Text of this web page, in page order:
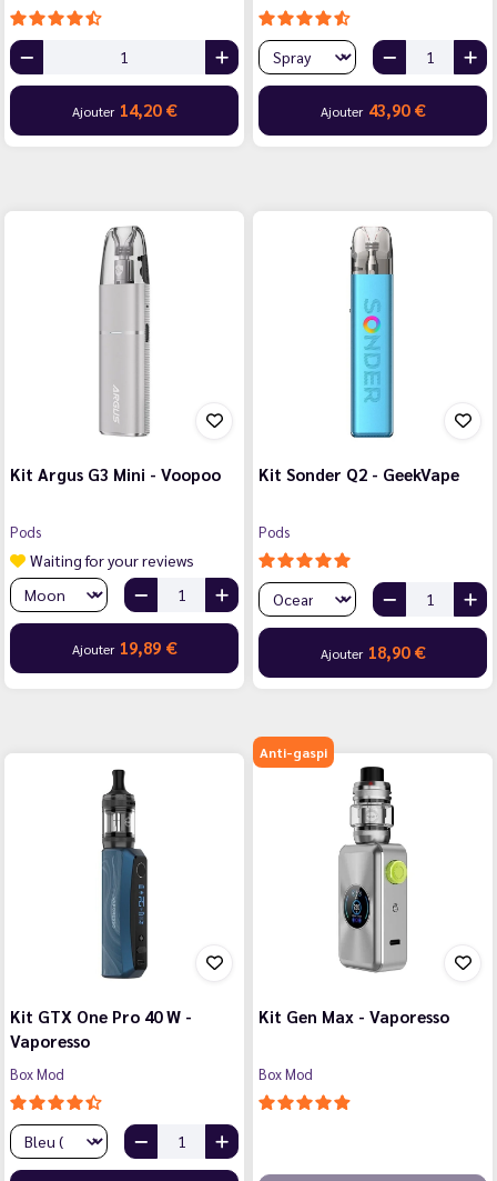
Ajouter 14,20 € Ajouter 43,90 €
Kit Argus G3 Mini - Voopoo
Pods
Waiting for your reviews
Ajouter 19,89 €
Kit Sonder Q2 - GeekVape
Pods
Ajouter 18,90 €
Kit GTX One Pro 40 W -
Vaporesso
Box Mod
Anti-gaspi
Kit Gen Max - Vaporesso
Box Mod